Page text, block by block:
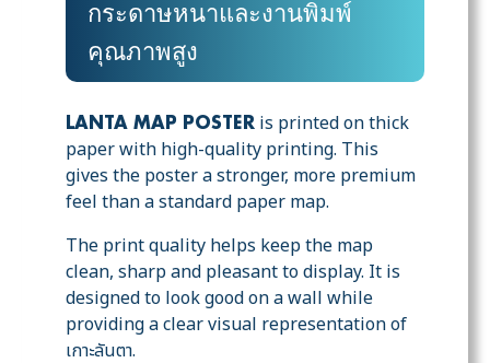
กระดาษหนาและงานพิมพ์
คุณภาพสูง
LANTA MAP POSTER is printed on thick
paper with high-quality printing. This
gives the poster a stronger, more premium
feel than a standard paper map.
The print quality helps keep the map
clean, sharp and pleasant to display. It is
designed to look good on a wall while
providing a clear visual representation of
เกาะลันตา.